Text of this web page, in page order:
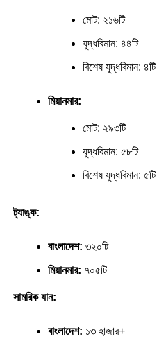
মোট: ২১৬টি
যুদ্ধবিমান: ৪৪টি
বিশেষ যুদ্ধবিমান: ৪টি
মিয়ানমার:
মোট: ২৯৩টি
যুদ্ধবিমান: ৫৮টি
বিশেষ যুদ্ধবিমান: ৫টি
ট্যাঙ্ক:
বাংলাদেশ: ৩২০টি
মিয়ানমার: ৭০৫টি
সামরিক যান:
বাংলাদেশ: ১৩ হাজার+